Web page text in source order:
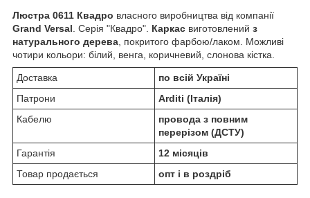
Люстра 0611 Квадро власного виробництва від компанії
Grand Versal . Серія "Квадро". Каркас виготовлений з
натурального дерева , покритого фарбою/лаком. Можливі
чотири кольори: білий, венга, коричневий, слонова кістка.
Доставка
по всій Україні
Патрони
Arditi (Італія)
Кабелю
провода з повним
перерізом (ДСТУ)
Гарантія
12 місяців
Товар продається
опт і в роздріб